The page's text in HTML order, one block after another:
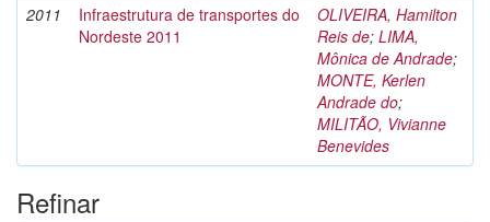
2011
Infraestrutura de transportes do
Nordeste 2011
OLIVEIRA, Hamilton
Reis de; LIMA,
Mônica de Andrade;
MONTE, Kerlen
Andrade do;
MILITÃO, Vivianne
Benevides
Refinar